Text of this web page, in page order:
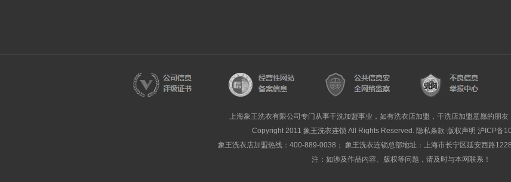
上海象王洗衣有限公司专门从事干洗加盟事业，如有洗衣店加盟，干洗店加盟意愿的朋
Copyright 2011 象王洗衣连锁 All Rights Reserved. 隐私条款-版权声明 沪ICP备
象王洗衣店加盟热线：400-889-0038； 象王洗衣连锁总部地址：上海市长宁区延安西路
注：如涉及作品内容、版权等问题，请及时与本网联系！